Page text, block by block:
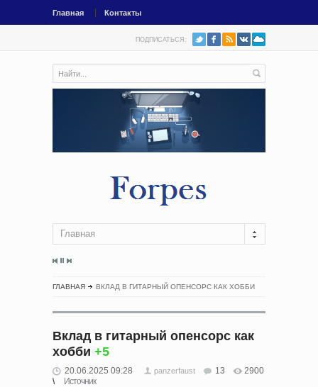
Главная Контакты
ПОДПИСАТЬСЯ:
Главная
ГЛАВНАЯ ВКЛАД В ГИТАРНЫЙ ОПЕНСОРС КАК ХОББИ
Вклад в гитарный опенсорс как
хобби +5
20.06.2025 09:28 panzerfaust 13
2900
Источник